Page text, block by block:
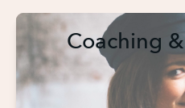
Coaching